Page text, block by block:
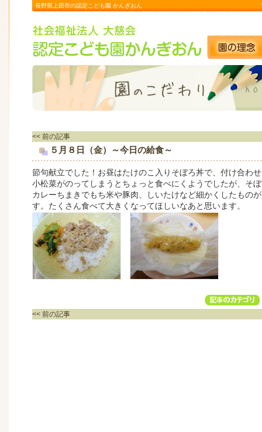
長野県上田市の認定こども園 かんぎおん
<< 前の記事
５月８日（金）～今日の給食～
節句献立でした！お昼はたけのこ入りそぼろ丼で、付け合わ
小松菜がのってしまうとちょっと食べにくようでしたが、そ
カレーちまきでもち米や豚肉、しいたけなど細かくしたもの
す。たくさん食べて大きくなってほしいなあと思います。
<< 前の記事